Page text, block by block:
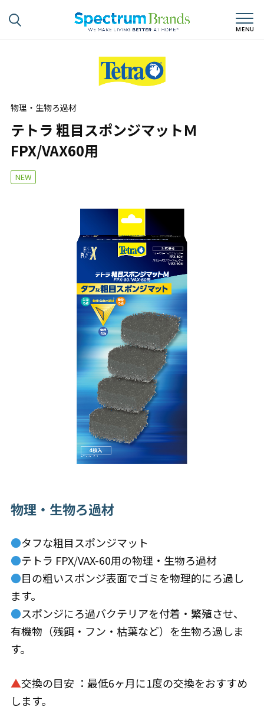
物理・生物ろ過材
テトラ 粗目スポンジマットＭ
FPX/VAX60用
NEW
物理・生物ろ過材
●タフな粗目スポンジマット
●テトラ FPX/VAX-60用の物理・生物ろ過材
●目の粗いスポンジ表面でゴミを物理的にろ過し
ます。
●スポンジにろ過バクテリアを付着・繁殖させ、
有機物（残餌・フン・枯葉など）を生物ろ過しま
す。
▲交換の目安 ：最低6ヶ月に1度の交換をおすすめ
します。